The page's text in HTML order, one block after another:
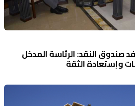
صندوق النقد: الرئاسة المدخل
وإستعادة الثقة